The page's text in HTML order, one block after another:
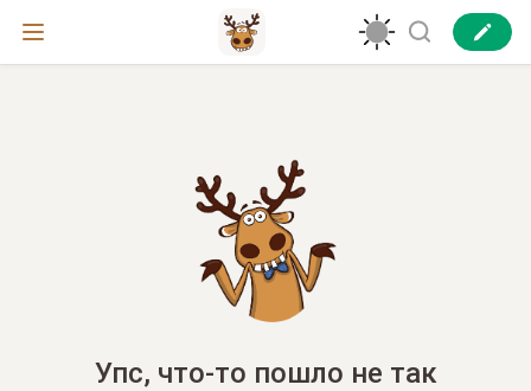
Упс, что-то пошло не так